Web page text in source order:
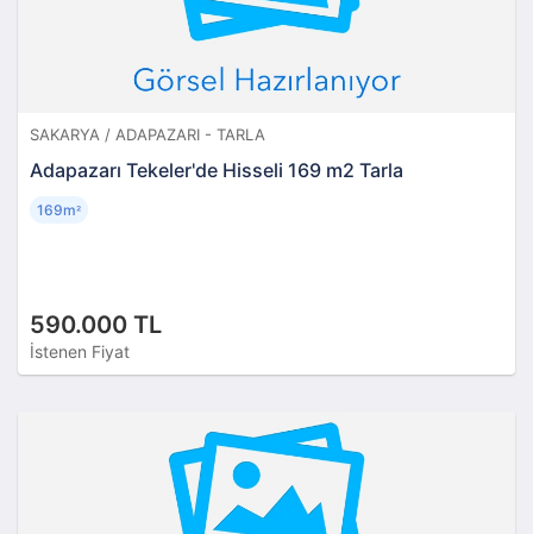
SAKARYA / ADAPAZARI - TARLA
Adapazarı Tekeler'de Hisseli 169 m2 Tarla
590.000 TL
İstenen Fiyat
169m²